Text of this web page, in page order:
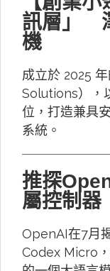
訊層」
機
成立於 2025
Solutions），
位，打造兼具
系統。
推探
屬控制器
OpenAI在7月
Codex Micro